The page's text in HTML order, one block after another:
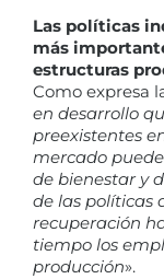
Las políticas
más
estructuras
Como expresa
en desarrollo
preexistentes
mercado
de bienestar y
de las políticas
recuperación
tiempo los
producción».